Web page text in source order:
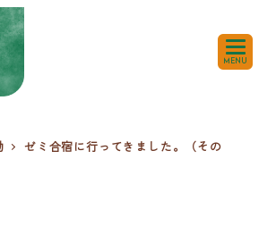
MENU
ゼミ合宿に行ってきました。（その